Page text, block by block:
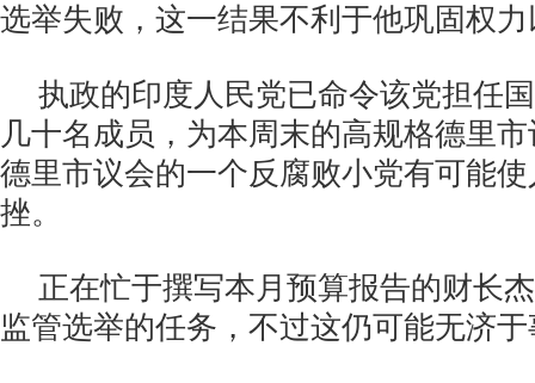
选举失败，这一结果不利于他巩固权
执政的印度人民党已命令该党担任
几十名成员，为本周末的高规格德里
德里市议会的一个反腐败小党有可能
挫。
正在忙于撰写本月预算报告的财长
监管选举的任务，不过这仍可能无济